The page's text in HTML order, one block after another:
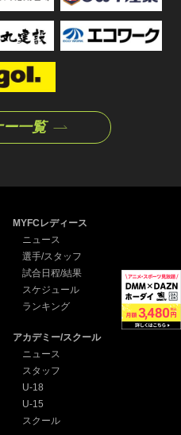
一覧
MYFCレディース
ニュース
選手/スタッフ
試合日程/結果
スケジュール
ランキング
アカデミー/スクール
ニュース
スタッフ
U-18
U-15
スクール